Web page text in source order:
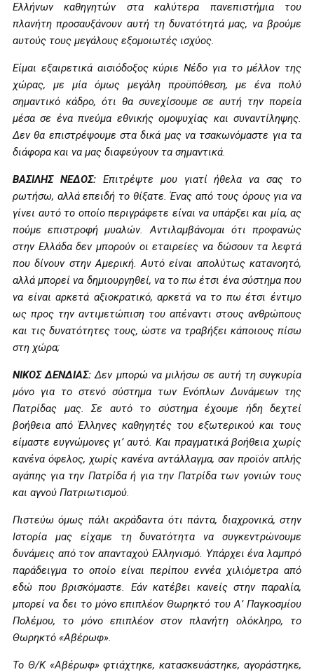
Ελλήνων καθηγητών στα καλύτερα πανεπιστήμια του
πλανήτη προσαυξάνουν αυτή τη δυνατότητά μας, να βρούμε
αυτούς τους μεγάλους εξομοιωτές ισχύος.
Είμαι εξαιρετικά αισιόδοξος κύριε Νέδο για το μέλλον της
χώρας, με μία όμως μεγάλη προϋπόθεση, με ένα πολύ
σημαντικό κάδρο, ότι θα συνεχίσουμε σε αυτή την πορεία
μέσα σε ένα πνεύμα εθνικής ομοψυχίας και συναντίληψης.
Δεν θα επιστρέψουμε στα δικά μας να τσακωνόμαστε για τα
διάφορα και να μας διαφεύγουν τα σημαντικά.
ΒΑΣΙΛΗΣ ΝΕΔΟΣ: Επιτρέψτε μου γιατί ήθελα να σας το
ρωτήσω, αλλά επειδή το θίξατε. Ένας από τους όρους για να
γίνει αυτό το οποίο περιγράφετε είναι να υπάρξει και μία, ας
πούμε επιστροφή μυαλών. Αντιλαμβάνομαι ότι προφανώς
στην Ελλάδα δεν μπορούν οι εταιρείες να δώσουν τα λεφτά
που δίνουν στην Αμερική. Αυτό είναι απολύτως κατανοητό,
αλλά μπορεί να δημιουργηθεί, να το πω έτσι ένα σύστημα που
να είναι αρκετά αξιοκρατικό, αρκετά να το πω έτσι έντιμο
ως προς την αντιμετώπιση του απέναντι στους ανθρώπους
και τις δυνατότητες τους, ώστε να τραβήξει κάποιους πίσω
στη χώρα;
ΝΙΚΟΣ ΔΕΝΔΙΑΣ:Δεν μπορώ να μιλήσω σε αυτή τη συγκυρία
μόνο για το στενό σύστημα των Ενόπλων Δυνάμεων της
Πατρίδας μας. Σε αυτό το σύστημα έχουμε ήδη δεχτεί
βοήθεια από Έλληνες καθηγητές του εξωτερικού και τους
είμαστε ευγνώμονες γι’ αυτό. Και πραγματικά βοήθεια χωρίς
κανένα όφελος, χωρίς κανένα αντάλλαγμα, σαν προϊόν απλής
αγάπης για την Πατρίδα ή για την Πατρίδα των γονιών τους
και αγνού Πατριωτισμού.
Πιστεύω όμως πάλι ακράδαντα ότι πάντα, διαχρονικά, στην
Ιστορία μας είχαμε τη δυνατότητα να συγκεντρώνουμε
δυνάμεις από τον απανταχού Ελληνισμό. Υπάρχει ένα λαμπρό
παράδειγμα το οποίο είναι περίπου εννέα χιλιόμετρα από
εδώ που βρισκόμαστε. Εάν κατέβει κανείς στην παραλία,
μπορεί να δει το μόνο επιπλέον Θωρηκτό του Α’ Παγκοσμίου
Πολέμου, το μόνο επιπλέον στον πλανήτη ολόκληρο, το
Θωρηκτό «Αβέρωφ».
Το Θ/Κ «Αβέρωφ» φτιάχτηκε, κατασκευάστηκε, αγοράστηκε,